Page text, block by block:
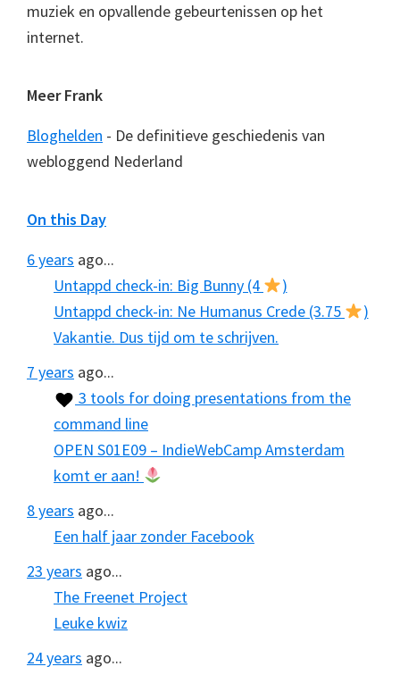
muziek en opvallende gebeurtenissen op het
internet.
Meer Frank
Bloghelden - De definitieve geschiedenis van
webloggend Nederland
On this Day
6 years ago...
Untappd check-in: Big Bunny (4
)
Untappd check-in: Ne Humanus Crede (3.75
)
Vakantie. Dus tijd om te schrijven.
7 years ago...
3 tools for doing presentations from the
command line
OPEN S01E09 – IndieWebCamp Amsterdam
komt er aan!
8 years ago...
Een half jaar zonder Facebook
23 years ago...
The Freenet Project
Leuke kwiz
24 years ago...